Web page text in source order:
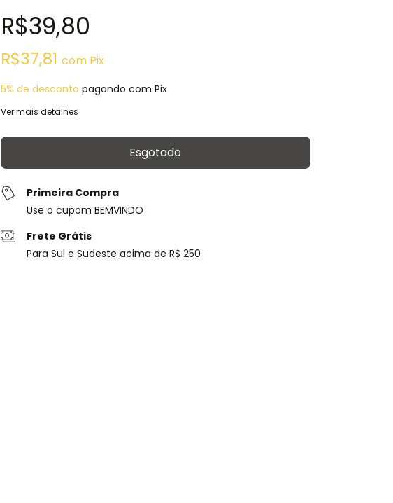
R$39,80
R$37,81 com Pix
5% de desconto pagando com Pix
Ver mais detalhes
Primeira Compra
Use o cupom BEMVINDO
Frete Grátis
Para Sul e Sudeste acima de R$ 250